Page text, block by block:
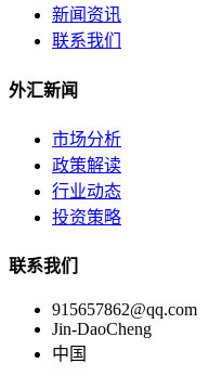
新闻资讯
联系我们
外汇新闻
市场分析
政策解读
行业动态
投资策略
联系我们
915657862@qq.com
Jin-DaoCheng
中国